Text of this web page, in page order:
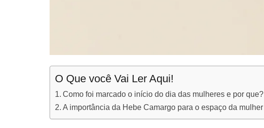
O Que você Vai Ler Aqui!
Como foi marcado o início do dia das mulheres e por que?
A importância da Hebe Camargo para o espaço da